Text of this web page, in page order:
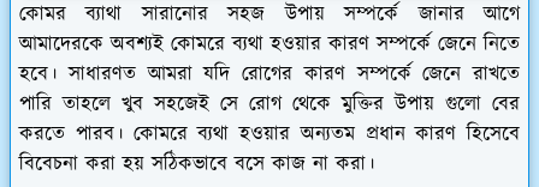
কোমর ব্যাথা সারানোর সহজ উপায় সম্পর্কে জানার আগে
আমাদেরকে অবশ্যই কোমরে ব্যথা হওয়ার কারণ সম্পর্কে জেনে নিতে
হবে। সাধারণত আমরা যদি রোগের কারণ সম্পর্কে জেনে রাখতে
পারি তাহলে খুব সহজেই সে রোগ থেকে মুক্তির উপায় গুলো বের
করতে পারব। কোমরে ব্যথা হওয়ার অন্যতম প্রধান কারণ হিসেবে
বিবেচনা করা হয় সঠিকভাবে বসে কাজ না করা।